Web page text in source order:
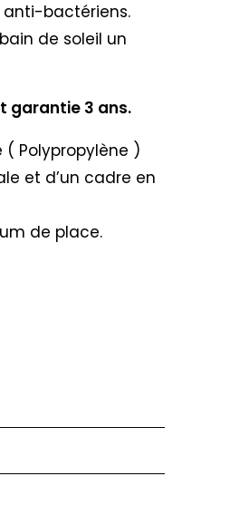
anti-bactériens.
de soleil un
garantie 3 ans.
( Polypropylène )
et d’un cadre en
de place.